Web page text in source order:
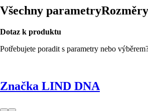
Všechny parametry
Dotaz k produktu
Potřebujete poradit s parametry nebo
Značka LIND DNA